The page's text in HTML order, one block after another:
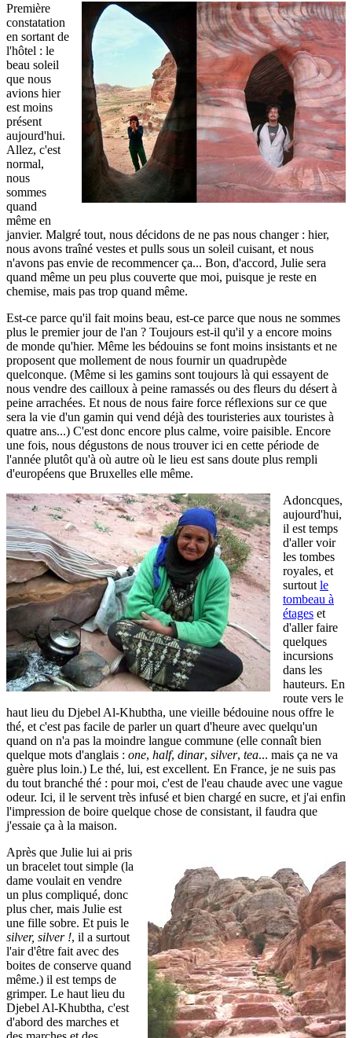
Première
constatation
en sortant de
l'hôtel : le
beau soleil
que nous
avions hier
est moins
présent
aujourd'hui.
Allez, c'est
normal,
nous
sommes
quand
même en
janvier. Malgré tout, nous décidons de ne pas nous changer : hier,
nous avons traîné vestes et pulls sous un soleil cuisant, et nous
n'avons pas envie de recommencer ça... Bon, d'accord, Julie sera
quand même un peu plus couverte que moi, puisque je reste en
chemise, mais pas trop quand même.
Est-ce parce qu'il fait moins beau, est-ce parce que nous ne sommes
plus le premier jour de l'an ? Toujours est-il qu'il y a encore moins
de monde qu'hier. Même les bédouins se font moins insistants et ne
proposent que mollement de nous fournir un quadrupède
quelconque. (Même si les gamins sont toujours là qui essayent de
nous vendre des cailloux à peine ramassés ou des fleurs du désert à
peine arrachées. Et nous de nous faire force réflexions sur ce que
sera la vie d'un gamin qui vend déjà des touristeries aux touristes à
quatre ans...) C'est donc encore plus calme, voire paisible. Encore
une fois, nous dégustons de nous trouver ici en cette période de
l'année plutôt qu'à où autre où le lieu est sans doute plus rempli
d'européens que Bruxelles elle même.
Adoncques,
aujourd'hui,
il est temps
d'aller voir
les tombes
royales, et
surtout le
tombeau à
étages et
d'aller faire
quelques
incursions
dans les
hauteurs. En
route vers le
haut lieu du Djebel Al-Khubtha, une vieille bédouine nous offre le
thé, et c'est pas facile de parler un quart d'heure avec quelqu'un
quand on n'a pas la moindre langue commune (elle connaît bien
quelque mots d'anglais : one, half, dinar, silver, tea... mais ça ne va
guère plus loin.) Le thé, lui, est excellent. En France, je ne suis pas
du tout branché thé : pour moi, c'est de l'eau chaude avec une vague
odeur. Ici, il le servent très infusé et bien chargé en sucre, et j'ai enfin
l'impression de boire quelque chose de consistant, il faudra que
j'essaie ça à la maison.
Après que Julie lui ai pris
un bracelet tout simple (la
dame voulait en vendre
un plus compliqué, donc
plus cher, mais Julie est
une fille sobre. Et puis le
silver, silver !, il a surtout
l'air d'être fait avec des
boites de conserve quand
même.) il est temps de
grimper. Le haut lieu du
Djebel Al-Khubtha, c'est
d'abord des marches et